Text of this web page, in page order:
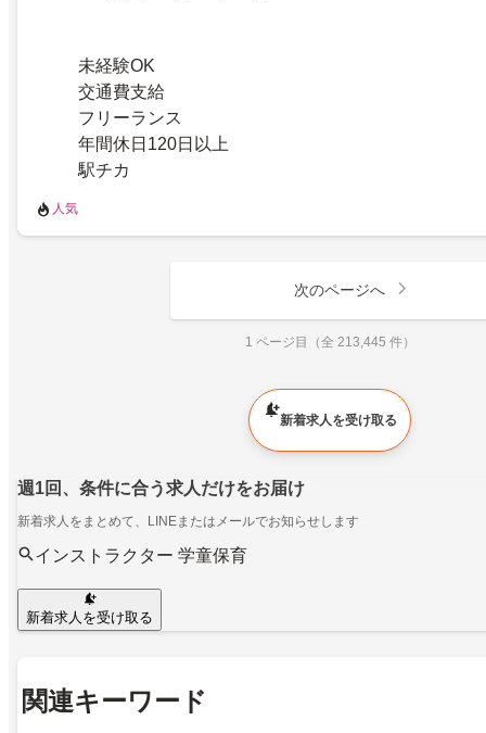
未経験OK
交通費支給
フリーランス
年間休日120日以上
駅チカ
人気
次のページへ
1 ページ目（全 213,445 件）
新着求人を受け取る
週1回、条件に合う求人だけをお届け
新着求人をまとめて、LINEまたはメールでお知らせします
インストラクター 学童保育
新着求人を受け取る
関連キーワード